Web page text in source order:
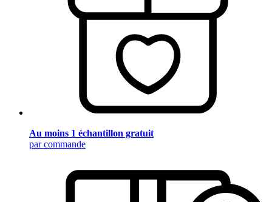
Au moins 1 échantillon gratuit
par commande